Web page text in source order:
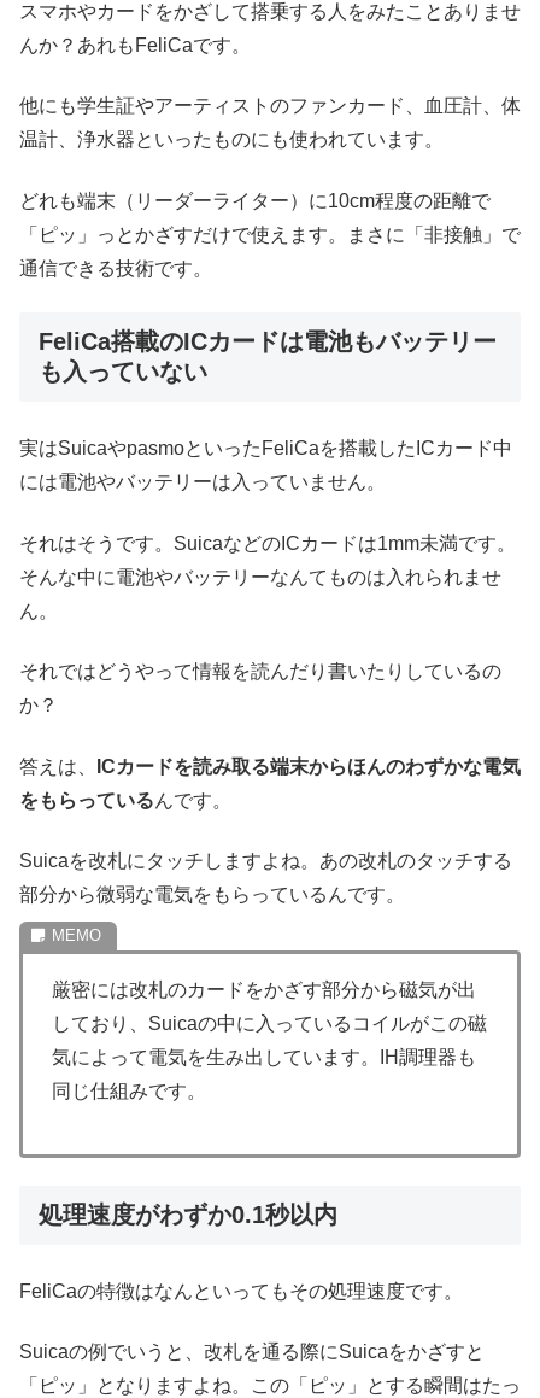
スマホやカードをかざして搭乗する人をみたことありませ
んか？あれもFeliCaです。
他にも学生証やアーティストのファンカード、血圧計、体
温計、浄水器といったものにも使われています。
どれも端末（リーダーライター）に10cm程度の距離で
「ピッ」っとかざすだけで使えます。まさに「非接触」で
通信できる技術です。
FeliCa搭載のICカードは電池もバッテリー
も入っていない
実はSuicaやpasmoといったFeliCaを搭載したICカード中
には電池やバッテリーは入っていません。
それはそうです。SuicaなどのICカードは1mm未満です。
そんな中に電池やバッテリーなんてものは入れられませ
ん。
それではどうやって情報を読んだり書いたりしているの
か？
答えは、
ICカードを読み取る端末からほんのわずかな電気
をもらっているんです。
Suicaを改札にタッチしますよね。あの改札のタッチする
部分から微弱な電気をもらっているんです。
厳密には改札のカードをかざす部分から磁気が出
しており、Suicaの中に入っているコイルがこの磁
気によって電気を生み出しています。IH調理器も
同じ仕組みです。
処理速度がわずか0.1秒以内
FeliCaの特徴はなんといってもその処理速度です。
Suicaの例でいうと、改札を通る際にSuicaをかざすと
「ピッ」となりますよね。この「ピッ」とする瞬間はたっ